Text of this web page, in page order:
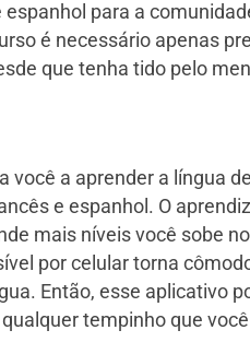
para a
é necessário apenas
que tenha tido pelo
você a aprender a língua
e espanhol. O
mais níveis você sobe
por celular torna
Então, esse aplicativo
tempinho que